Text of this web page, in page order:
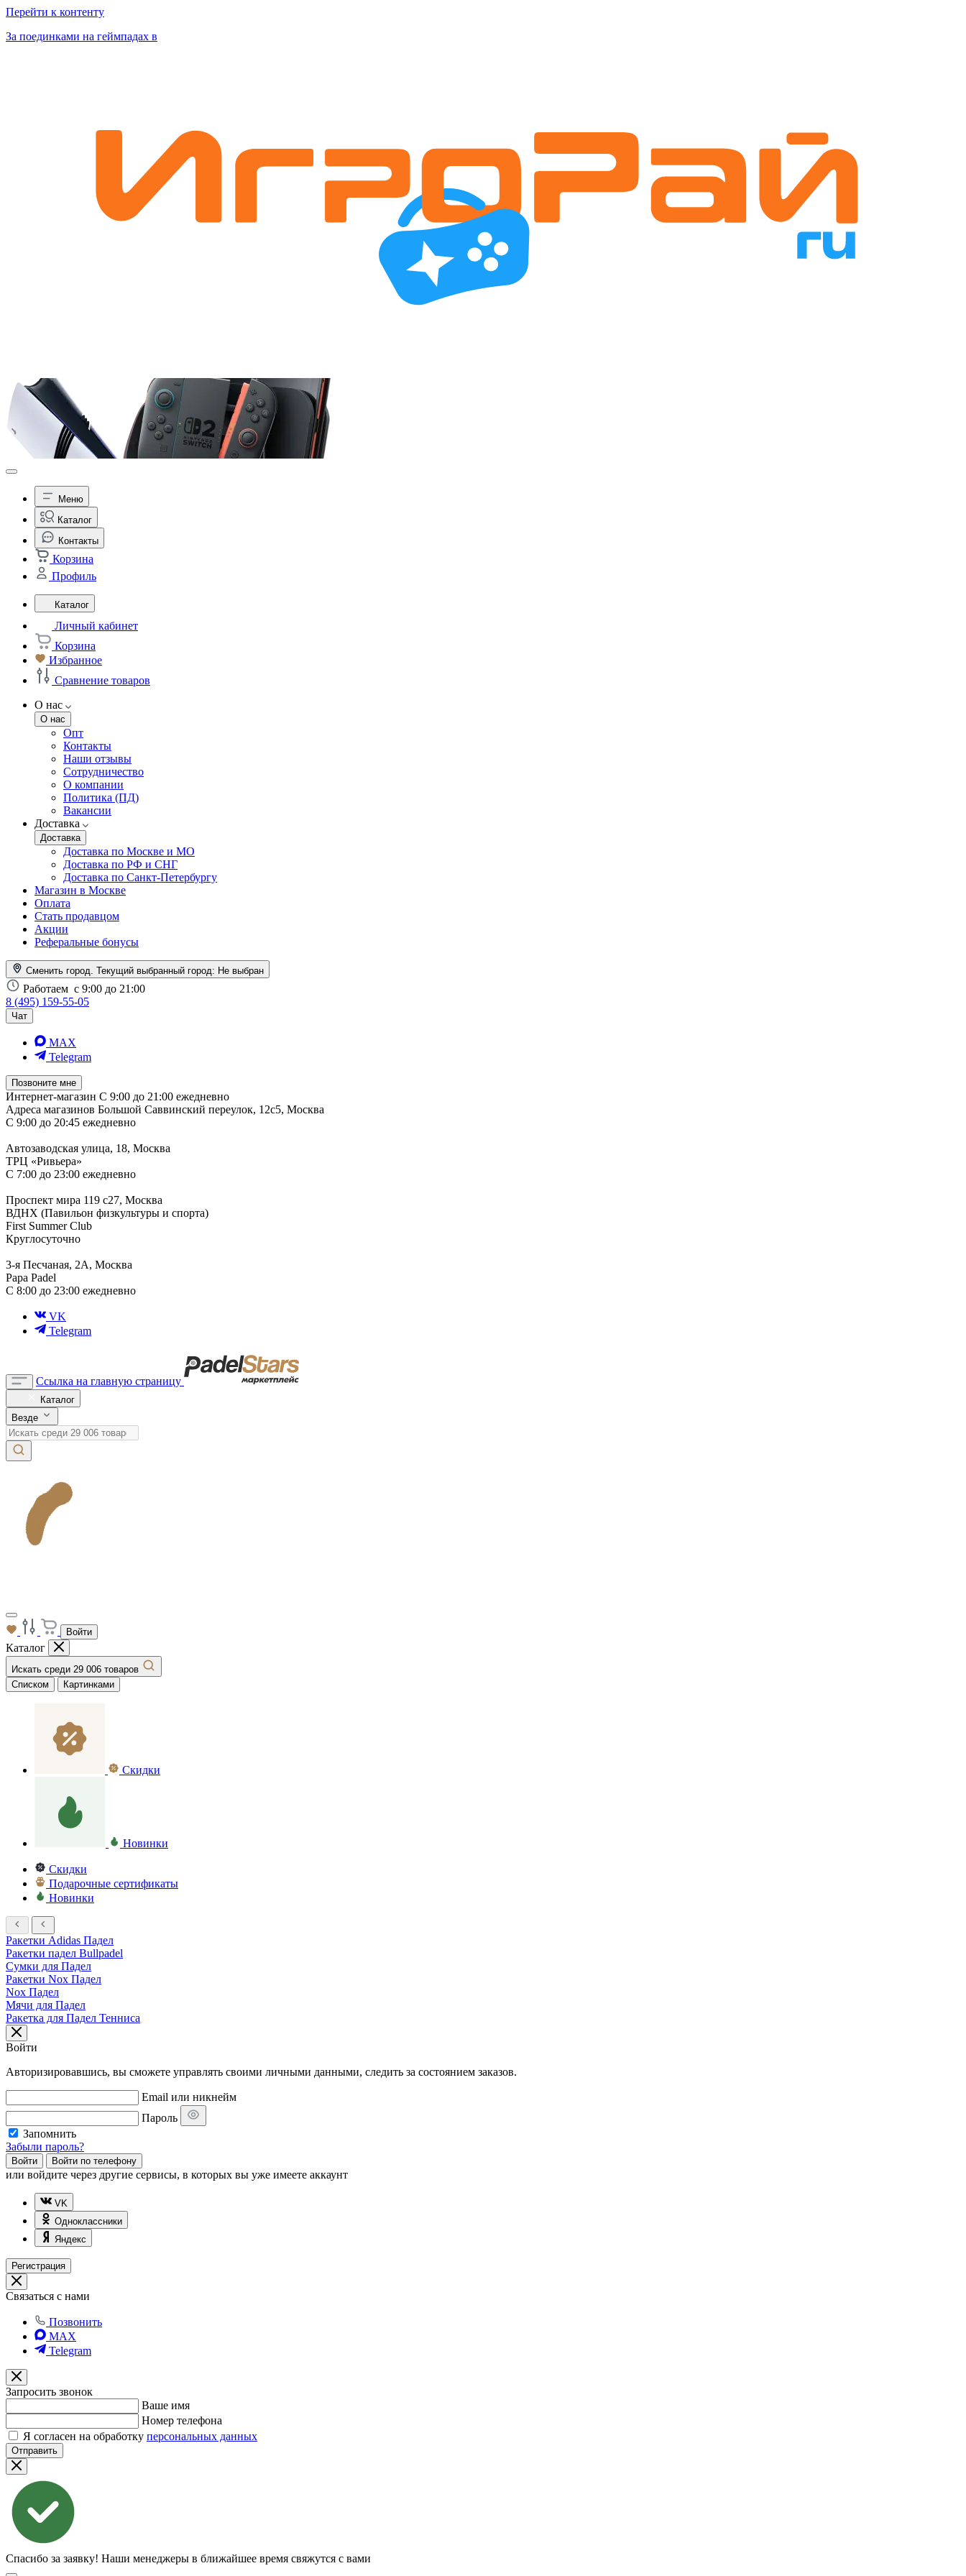
Перейти к контенту
За поединками на геймпадах в
Меню
Каталог
Контакты
Корзина
Профиль
Каталог
Личный кабинет
Корзина
Избранное
Сравнение товаров
О нас
О нас
Опт
Контакты
Наши отзывы
Сотрудничество
О компании
Политика (ПД)
Вакансии
Доставка
Доставка
Доставка по Москве и МО
Доставка по РФ и СНГ
Доставка по Санкт-Петербургу
Магазин в Москве
Оплата
Стать продавцом
Акции
Реферальные бонусы
Сменить город. Текущий выбранный город: Не выбран
Работаем с 9:00 до 21:00
8 (495) 159-55-05
Чат
MAX
Telegram
Позвоните мне
Интернет-магазин С 9:00 до 21:00 ежедневно
Адреса магазинов Большой Саввинский переулок, 12с5, Москва
С 9:00 до 20:45 ежедневно
Автозаводская улица, 18, Москва
ТРЦ «Ривьера»
С 7:00 до 23:00 ежедневно
Проспект мира 119 с27, Москва
ВДНХ (Павильон физкультуры и спорта)
First Summer Club
Круглосуточно
3-я Песчаная, 2А, Москва
Papa Padel
С 8:00 до 23:00 ежедневно
VK
Telegram
Ссылка на главную страницу
Каталог
Везде
Войти
Каталог
Искать среди 29 006 товаров
Списком
Картинками
Скидки
Новинки
Скидки
Подарочные сертификаты
Новинки
Ракетки Adidas Падел
Ракетки падел Bullpadel
Сумки для Падел
Ракетки Nox Падел
Nox Падел
Мячи для Падел
Ракетка для Падел Тенниса
Войти
Авторизировавшись, вы сможете управлять своими личными данными, следить за состоянием заказов.
Email или никнейм
Пароль
Запомнить
Забыли пароль?
Войти Войти по телефону
или войдите через другие сервисы, в которых вы уже имеете аккаунт
VK
Одноклассники
Яндекс
Регистрация
Связаться с нами
Позвонить
MAX
Telegram
Запросить звонок
Ваше имя
Номер телефона
Я согласен на обработку персональных данных
Отправить
Спасибо за заявку! Наши менеджеры в ближайшее время свяжутся с вами